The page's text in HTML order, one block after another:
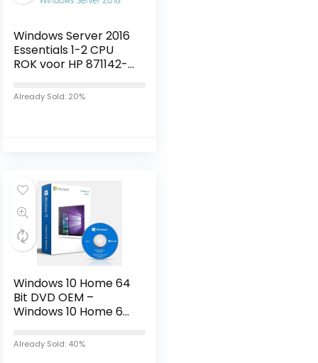
Windows Server 2016
Essentials 1-2 CPU
ROK voor HP 871142-
Already Sold: 20%
Windows 10 Home 64
Bit DVD OEM –
Windows 10 Home 64
Home License –
English
Already Sold: 40%